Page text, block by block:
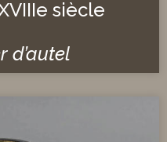
siècle
d’autel